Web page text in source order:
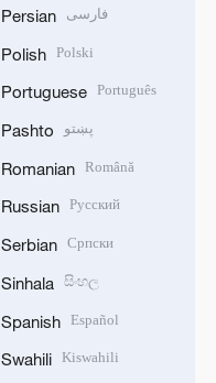
Persian فارسی
Polish Polski
Portuguese Português
Pashto پښتو
Romanian Română
Russian Русский
Serbian Српски
Sinhala සිංහල
Spanish Español
Swahili Kiswahili